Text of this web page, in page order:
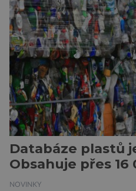
jejich vlastní
příslušníci místních
významnou měrou
Databáze plastů
Obsahuje přes
NOVINKY